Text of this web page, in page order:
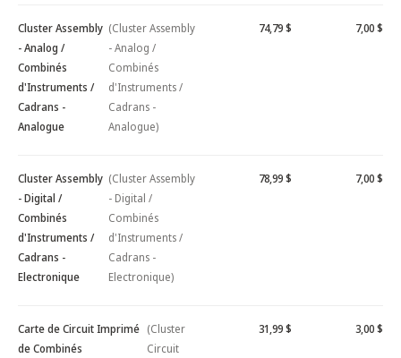
Cluster Assembly
- Analog /
Combinés
d'Instruments /
Cadrans -
Analogue
(Cluster Assembly
- Analog /
Combinés
d'Instruments /
Cadrans -
Analogue)
74,79 $ 7,00 $
Cluster Assembly
- Digital /
Combinés
d'Instruments /
Cadrans -
Electronique
(Cluster Assembly
- Digital /
Combinés
d'Instruments /
Cadrans -
Electronique)
78,99 $ 7,00 $
Carte de Circuit Imprimé
de Combinés
(Cluster
Circuit
31,99 $ 3,00 $